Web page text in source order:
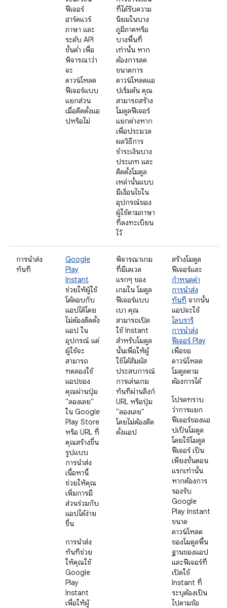
ฟีเจอร์
ฮาร์ดแวร์
ภาษา และ
ระดับ API
ขั้นต่ำ เพื่อ
พิจารณาว่า
จะ
ดาวน์โหลด
ฟีเจอร์แบบ
แยกส่วน
เมื่อติดตั้งแอ
ปหรือไม่
ที่ได้รับความ
นิยมในบาง
ภูมิภาคหรือ
บางพื้นที่
เท่านั้น หาก
ต้องการลด
ขนาดการ
ดาวน์โหลดแอ
ปเริ่มต้น คุณ
สามารถสร้าง
โมดูลฟีเจอร์
แยกต่างหาก
เพื่อประมวล
ผลวิธีการ
ชำระเงินบาง
ประเภท และ
ติดตั้งโมดูล
เหล่านั้นแบบ
มีเงื่อนไขใน
อุปกรณ์ของ
ผู้ใช้ตามภาษา
ที่ลงทะเบียน
ไว้
การนำส่ง
ทันที
Google
Play
Instant
ช่วยให้ผู้ใช้
โต้ตอบกับ
แอปได้โดย
ไม่ต้องติดตั้ง
แอป ใน
อุปกรณ์ แต่
ผู้ใช้จะ
สามารถ
ทดลองใช้
แอปของ
คุณผ่านปุ่ม
"ลองเลย"
ใน Google
Play Store
หรือ URL ที่
คุณสร้างขึ้น
รูปแบบ
การนำส่ง
เนื้อหานี้
ช่วยให้คุณ
เพิ่มการมี
ส่วนร่วมกับ
แอปได้ง่าย
ขึ้น
การนำส่ง
ทันทีช่วย
ให้คุณใช้
Google
Play
Instant
เพื่อให้ผู้
พิจารณาเกม
ที่มีเลเวล
แรกๆ ของ
เกมใน โมดูล
ฟีเจอร์แบบ
เบา คุณ
สามารถเปิด
ใช้ Instant
สำหรับโมดูล
นั้นเพื่อให้ผู้
ใช้ได้สัมผัส
ประสบการณ์
การเล่นเกม
ทันทีผ่านลิงก์
URL หรือปุ่ม
"ลองเลย"
โดยไม่ต้องติด
ตั้งแอป
สร้างโมดูล
ฟีเจอร์และ
กำหนดค่า
การนำส่ง
ทันที จากนั้น
แอปจะใช้
ไลบรารี
การนำส่ง
ฟีเจอร์ Play
เพื่อขอ
ดาวน์โหลด
โมดูลตาม
ต้องการได้
โปรดทราบ
ว่าการแยก
ฟีเจอร์ของแอ
ปเป็นโมดูล
โดยใช้โมดูล
ฟีเจอร์ เป็น
เพียงขั้นตอน
แรกเท่านั้น
หากต้องการ
รองรับ
Google
Play Instant
ขนาด
ดาวน์โหลด
ของโมดูลพื้น
ฐานของแอป
และฟีเจอร์ที่
เปิดใช้
Instant ที่
ระบุต้องเป็น
ไปตามข้อ